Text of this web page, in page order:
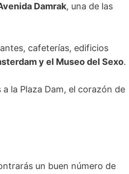
Damrak, una de las
cafeterías, edificios
y el Museo del Sexo.
la Plaza Dam, el corazón de
un buen número de